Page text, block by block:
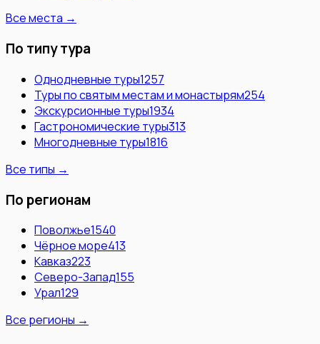
Все места →
По типу тура
Однодневные туры1257
Туры по святым местам и монастырям254
Экскурсионные туры1934
Гастрономические туры313
Многодневные туры1816
Все типы →
По регионам
Поволжье1540
Чёрное море413
Кавказ223
Северо-Запад155
Урал129
Все регионы →